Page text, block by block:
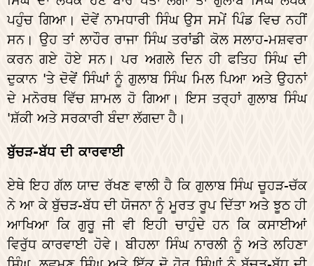
ਪਹੁੰਚ ਗਿਆ। ਦੋਵੇਂ ਨਾਮਧਾਰੀ ਸਿੰਘ ਉਸ ਸਮੇਂ ਪਿੰਡ ਵਿਚ ਨਹੀਂ
ਸਨ। ਉਹ ਤਾਂ ਲਾਹੌਰ ਰਾਜਾ ਸਿੰਘ ਤਰਾਂਡੀ ਕੋਲ ਸਲਾਹ-ਮਸ਼ਵਰਾ
ਕਰਨ ਗਏ ਹੋਏ ਸਨ। ਪਰ ਅਗਲੇ ਦਿਨ ਹੀ ਫਤਿਹ ਸਿੰਘ ਦੀ
ਦੁਕਾਨ 'ਤੇ ਦੋਵੇਂ ਸਿੰਘਾਂ ਨੂੰ ਗੁਲਾਬ ਸਿੰਘ ਮਿਲ ਪਿਆ ਅਤੇ ਉਹਨਾਂ
ਦੇ ਮਨੋਰਥ ਵਿੱਚ ਸ਼ਾਮਲ ਹੋ ਗਿਆ। ਇਸ ਤਰ੍ਹਾਂ ਗੁਲਾਬ ਸਿੰਘ
'ਸ਼ੱਕੀ ਅਤੇ ਸਰਕਾਰੀ ਬੰਦਾ ਲੱਗਦਾ ਹੈ।
ਬੁੱਚੜ-ਬੱਧ ਦੀ ਕਾਰਵਾਈ
ਏਥੇ ਇਹ ਗੱਲ ਯਾਦ ਰੱਖਣ ਵਾਲੀ ਹੈ ਕਿ ਗੁਲਾਬ ਸਿੰਘ ਚੂਹੜ-ਚੱਕ
ਨੇ ਆ ਕੇ ਬੁੱਚੜ-ਬੱਧ ਦੀ ਯੋਜਨਾ ਨੂੰ ਮੂਰਤ ਰੂਪ ਦਿੱਤਾ ਅਤੇ ਝੂਠ ਹੀ
ਆਖਿਆ ਕਿ ਗੁਰੂ ਜੀ ਵੀ ਇਹੀ ਚਾਹੁੰਦੇ ਹਨ ਕਿ ਕਸਾਈਆਂ
ਵਿਰੁੱਧ ਕਾਰਵਾਈ ਹੋਵੇ। ਬੀਹਲਾ ਸਿੰਘ ਨਾਰਲੀ ਨੂੰ ਅਤੇ ਲਹਿਣਾ